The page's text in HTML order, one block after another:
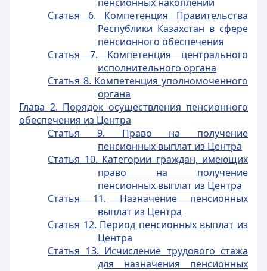
Статья 6. Компетенция Правительства
Республики Казахстан в сфере
пенсионного обеспечения
Статья 7. Компетенция центрального
исполнительного органа
Статья 8. Компетенция уполномоченного
органа
Глава 2. Порядок осуществления пенсионного
обеспечения из Центра
Статья 9. Право на получение
пенсионных выплат из Центра
Статья 10. Категории граждан, имеющих
право на получение
пенсионных выплат из Центра
Статья 11. Назначение пенсионных
выплат из Центра
Статья 12. Период пенсионных выплат из
Центра
Статья 13. Исчисление трудового стажа
для назначения пенсионных